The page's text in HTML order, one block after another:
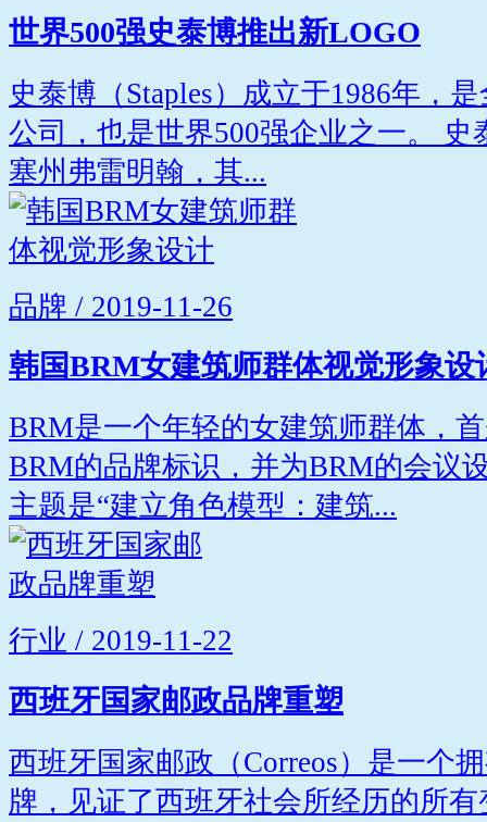
世界500强史泰博推出新LOGO
史泰博（Staples）成立于1986年，
公司，也是世界500强企业之一。
塞州弗雷明翰，其...
品牌 / 2019-11-26
韩国BRM女建筑师群体视觉形象设
BRM是一个年轻的女建筑师群体，
BRM的品牌标识，并为BRM的会议
主题是“建立角色模型：建筑...
行业 / 2019-11-22
西班牙国家邮政品牌重塑
西班牙国家邮政（Correos）是一个
牌，见证了西班牙社会所经历的所有